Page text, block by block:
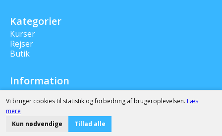
Kategorier
Kurser
Rejser
Butik
Information
Kontakt os
Om os
Privatlivspolitik & Cookies
© 2025 - Jysk Fritid Dykker- & Rejsecenter
Vi bruger cookies til statistik og forbedring af brugeroplevelsen. Læs
mere
Kun nødvendige
Tillad alle